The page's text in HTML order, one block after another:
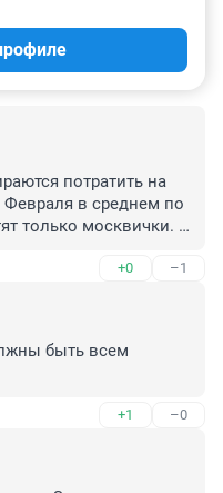
потратить на
в среднем по
только москвички.
красноярок и
если они работу
так то.
+0 –1
быть всем
+1 –0